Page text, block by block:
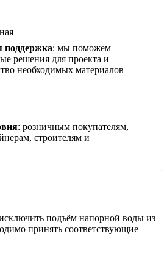
поддержка: мы поможем
решения для проекта и
необходимых материалов
: розничным покупателям,
строителям и
подъём напорной воды из
принять соответствующие